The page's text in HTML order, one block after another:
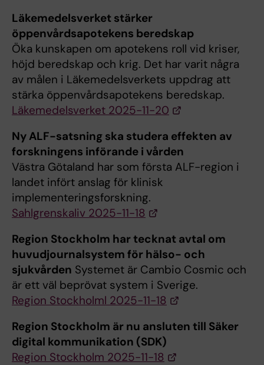
Läkemedelsverket stärker
öppenvårdsapotekens beredskap
Öka kunskapen om apotekens roll vid kriser,
höjd beredskap och krig. Det har varit några
av målen i Läkemedelsverkets uppdrag att
stärka öppenvårdsapotekens beredskap.
Läkemedelsverket 2025-11-20
Ny ALF-satsning ska studera effekten av
forskningens införande i vården
Västra Götaland har som första ALF-region i
landet infört anslag för klinisk
implementeringsforskning.
Sahlgrenskaliv 2025-11-18
Region Stockholm har tecknat avtal om
huvudjournalsystem för hälso- och
sjukvården Systemet är Cambio Cosmic och
är ett väl beprövat system i Sverige.
Region Stockholml 2025-11-18
Region Stockholm är nu ansluten till Säker
digital kommunikation (SDK)
Region Stockholm 2025-11-18